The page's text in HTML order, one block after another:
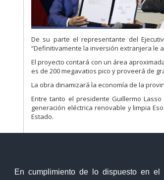
En cumplimiento de lo dispuesto en el
De su parte el representante del
“Definitivamentela inversión extranjera le
El proyecto contará con un área
es de200megavatios pico yproveerá de
La obra dinamizará la economía de la
Entre tanto el presidente Guillermo
generación eléctrica renovable y limpia Eso
Estado.